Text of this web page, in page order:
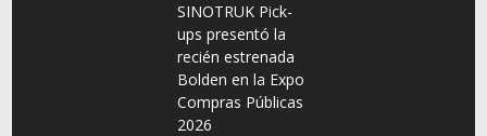
SINOTRUK Pick-
ups presentó la
recién estrenada
Bolden en la Expo
Compras Públicas
2026